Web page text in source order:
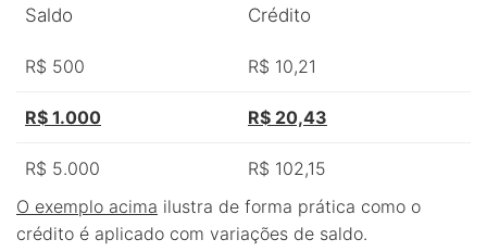
Saldo Crédito
R$ 500 R$ 10,21
R$ 1.000 R$ 20,43
R$ 5.000
R$ 102,15
O exemplo acima ilustra de forma prática como o
crédito é aplicado com variações de saldo.